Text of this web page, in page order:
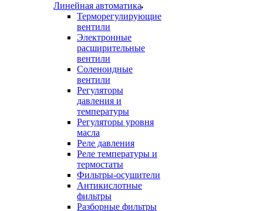
Линейная автоматика
Терморегулирующие
вентили
Электронные
расширительные
вентили
Соленоидные
вентили
Регуляторы
давления и
температуры
Регуляторы уровня
масла
Реле давления
Реле температуры и
термостаты
Фильтры-осушители
Антикислотные
фильтры
Разборные фильтры